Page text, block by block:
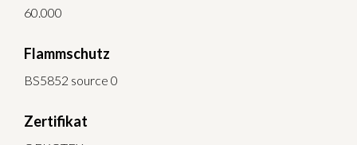
60.000
Flammschutz
BS5852 source 0
Zertifikat